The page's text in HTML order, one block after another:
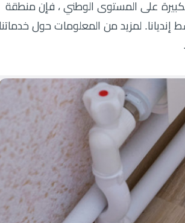
على المستوى الوطني ، فإن منطقة
لمزيد من المعلومات حول خدماتنا